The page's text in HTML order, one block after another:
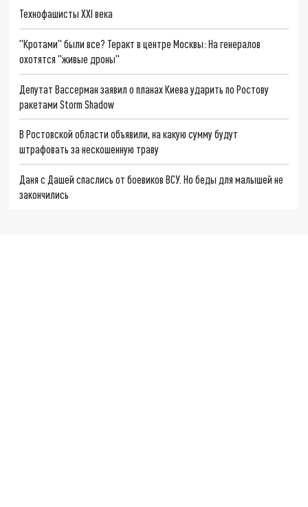
Технофашисты XXI века
"Кротами" были все? Теракт в центре Москвы: На генералов
охотятся "живые дроны"
Депутат Вассерман заявил о планах Киева ударить по Ростову
ракетами Storm Shadow
В Ростовской области объявили, на какую сумму будут
штрафовать за нескошенную траву
Даня с Дашей спаслись от боевиков ВСУ. Но беды для малышей не
закончились